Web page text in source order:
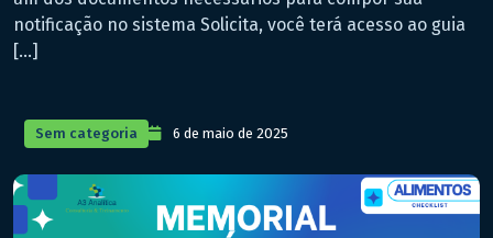
notificação no sistema Solicita, você terá acesso ao guia
[…]
Sem categoria 6 de maio de 2025